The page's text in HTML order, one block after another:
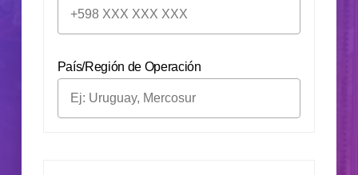
País/Región de Operación